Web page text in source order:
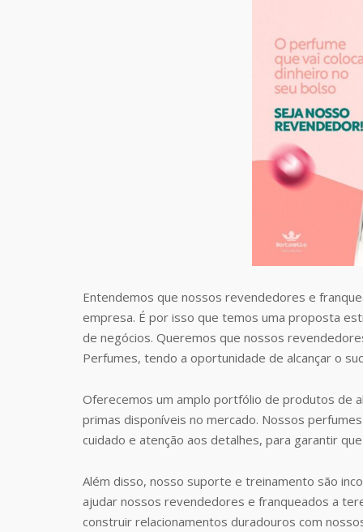
Entendemos que nossos revendedores e
empresa. É por isso que temos uma proposta
de negócios. Queremos que nossos
Perfumes, tendo a oportunidade de alcançar o
Oferecemos um amplo portfólio de produtos de
primas disponíveis no mercado. Nossos
cuidado e atenção aos detalhes, para garantir
Além disso, nosso suporte e treinamento são
ajudar nossos revendedores e franqueados a
construir relacionamentos duradouros com